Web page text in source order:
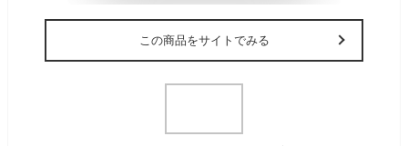
この商品をサイトでみる